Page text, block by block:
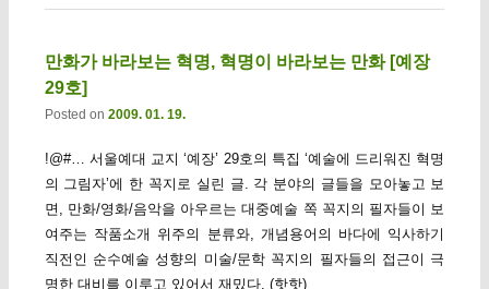
만화가 바라보는 혁명, 혁명이 바라보는 만화 [예장
29호]
Posted on 2009. 01. 19.
!@#… 서울예대 교지 ‘예장’ 29호의 특집 ‘예술에 드리워진 혁명
의 그림자’에 한 꼭지로 실린 글. 각 분야의 글들을 모아놓고 보
면, 만화/영화/음악을 아우르는 대중예술 쪽 꼭지의 필자들이 보
여주는 작품소개 위주의 분류와, 개념용어의 바다에 익사하기
직전인 순수예술 성향의 미술/문학 꼭지의 필자들의 접근이 극
명한 대비를 이루고 있어서 재밌다. (핫핫)